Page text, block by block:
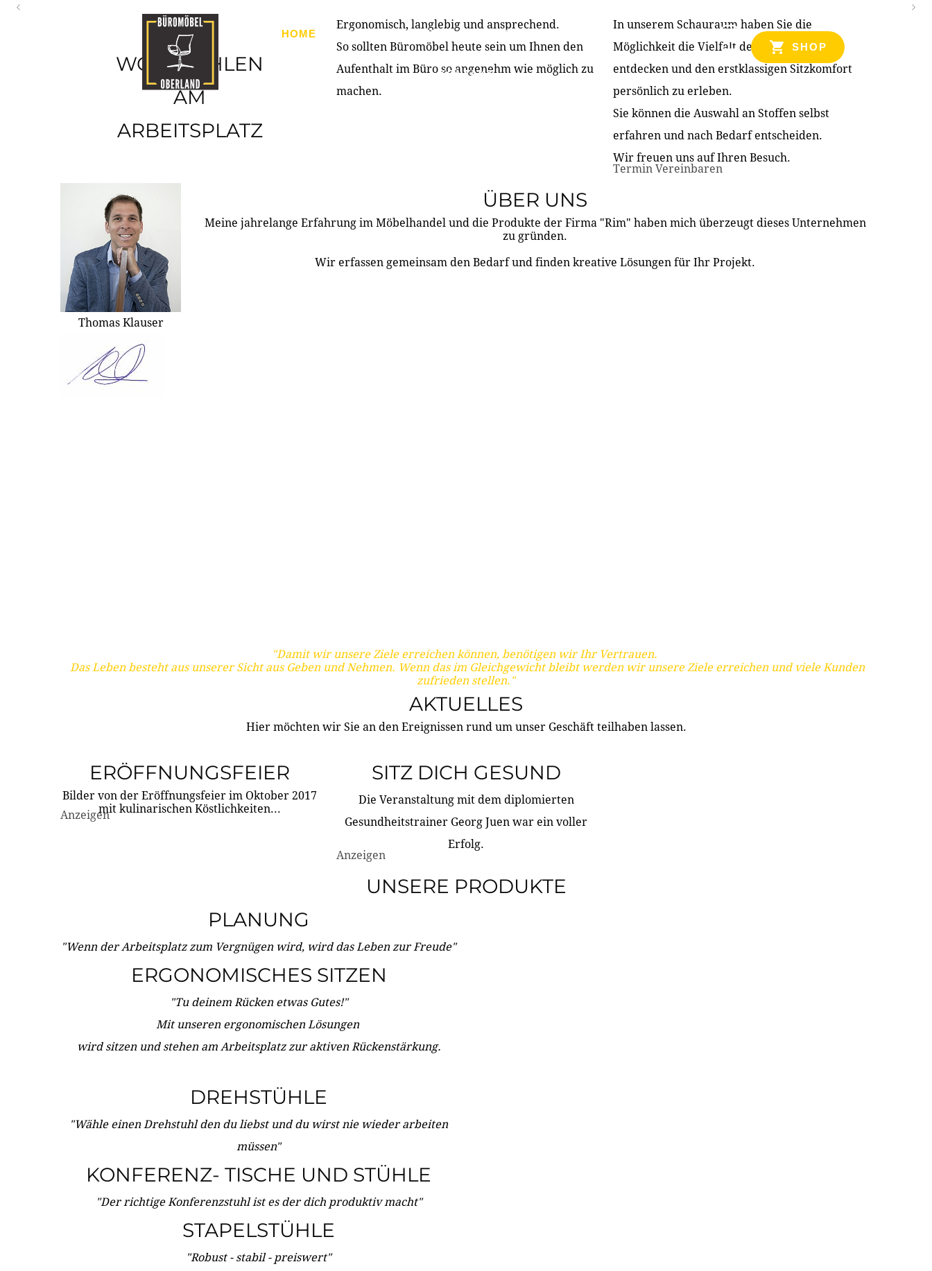
HOME PRODUKTE ÜBER UNS PARTNER & REFERENZEN
KONTAKT
SHOP
WOHLFÜHLEN
AM
ARBEITSPLATZ
Ergonomisch, langlebig und ansprechend.
So sollten Büromöbel heute sein um Ihnen den
Aufenthalt im Büro so angenehm wie möglich zu
machen.
In unserem Schauraum haben Sie die
Möglichkeit die Vielfalt der Produkte zu
entdecken und den erstklassigen Sitzkomfort
persönlich zu erleben.
Sie können die Auswahl an Stoffen selbst
erfahren und nach Bedarf entscheiden.
Wir freuen uns auf Ihren Besuch.
Termin Vereinbaren
Thomas Klauser
ÜBER UNS
Meine jahrelange Erfahrung im Möbelhandel und die Produkte der Firma "Rim" haben mich überzeugt dieses Unternehmen
zu gründen.
Wir erfassen gemeinsam den Bedarf und finden kreative Lösungen für Ihr Projekt.
"Damit wir unsere Ziele erreichen können, benötigen wir Ihr Vertrauen.
Das Leben besteht aus unserer Sicht aus Geben und Nehmen. Wenn das im Gleichgewicht bleibt werden wir unsere Ziele erreichen und viele Kunden
zufrieden stellen."
AKTUELLES
Hier möchten wir Sie an den Ereignissen rund um unser Geschäft teilhaben lassen.
ERÖFFNUNGSFEIER
Bilder von der Eröffnungsfeier im Oktober 2017
mit kulinarischen Köstlichkeiten...
Anzeigen
SITZ DICH GESUND
Die Veranstaltung mit dem diplomierten
Gesundheitstrainer Georg Juen war ein voller
Erfolg.
Anzeigen
UNSERE PRODUKTE
PLANUNG
"Wenn der Arbeitsplatz zum Vergnügen wird, wird das Leben zur Freude"
ERGONOMISCHES SITZEN
"Tu deinem Rücken etwas Gutes!"
Mit unseren ergonomischen Lösungen
wird sitzen und stehen am Arbeitsplatz zur aktiven Rückenstärkung.
DREHSTÜHLE
"Wähle einen Drehstuhl den du liebst und du wirst nie wieder arbeiten
müssen"
KONFERENZ- TISCHE UND STÜHLE
"Der richtige Konferenzstuhl ist es der dich produktiv macht"
STAPELSTÜHLE
"Robust - stabil - preiswert"